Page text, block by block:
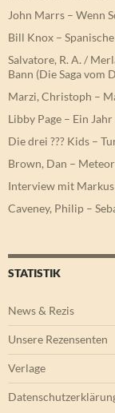
John Marrs – Wenn
Bill Knox –
Salvatore, R. A. /
Bann (Die Saga vom
Marzi, Christoph –
Libby Page – Ein
Die drei ??? Kids –
Brown, Dan – Meteor
Interview mit
Caveney, Philip –
STATISTIK
News & Rezis
Unsere Rezensenten
Verlage